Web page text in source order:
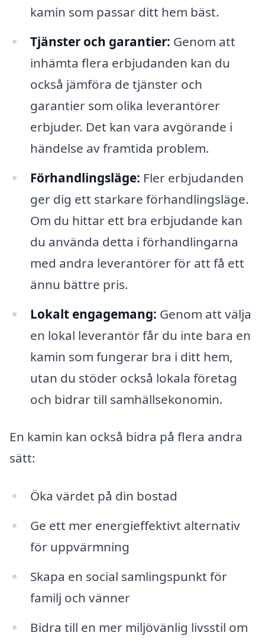
kamin som passar ditt hem bäst.
Tjänster och garantier: Genom att
inhämta flera erbjudanden kan du
också jämföra de tjänster och
garantier som olika leverantörer
erbjuder. Det kan vara avgörande i
händelse av framtida problem.
Förhandlingsläge: Fler erbjudanden
ger dig ett starkare förhandlingsläge.
Om du hittar ett bra erbjudande kan
du använda detta i förhandlingarna
med andra leverantörer för att få ett
ännu bättre pris.
Lokalt engagemang: Genom att välja
en lokal leverantör får du inte bara en
kamin som fungerar bra i ditt hem,
utan du stöder också lokala företag
och bidrar till samhällsekonomin.
En kamin kan också bidra på flera andra
sätt:
Öka värdet på din bostad
Ge ett mer energieffektivt alternativ
för uppvärmning
Skapa en social samlingspunkt för
familj och vänner
Bidra till en mer miljövänlig livsstil om